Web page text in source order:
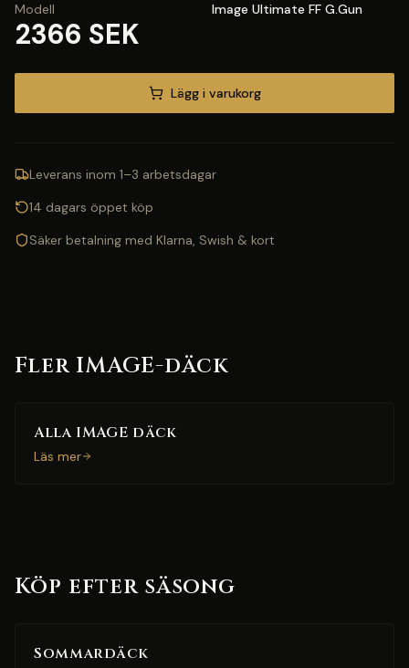
Modell
Image Ultimate FF G.Gun
2366 SEK
Lägg i varukorg
Leverans inom 1–3 arbetsdagar
14 dagars öppet köp
Säker betalning med Klarna, Swish & kort
Fler IMAGE-däck
Alla IMAGE däck
Läs mer
Köp efter säsong
Sommardäck